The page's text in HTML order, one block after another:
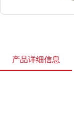
产品详细信息